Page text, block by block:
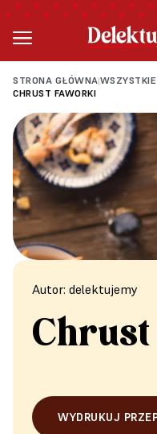
STRONA GŁÓWNA|
CHRUST FAWORKI
Autor: delektujemy
WYDRUKUJ